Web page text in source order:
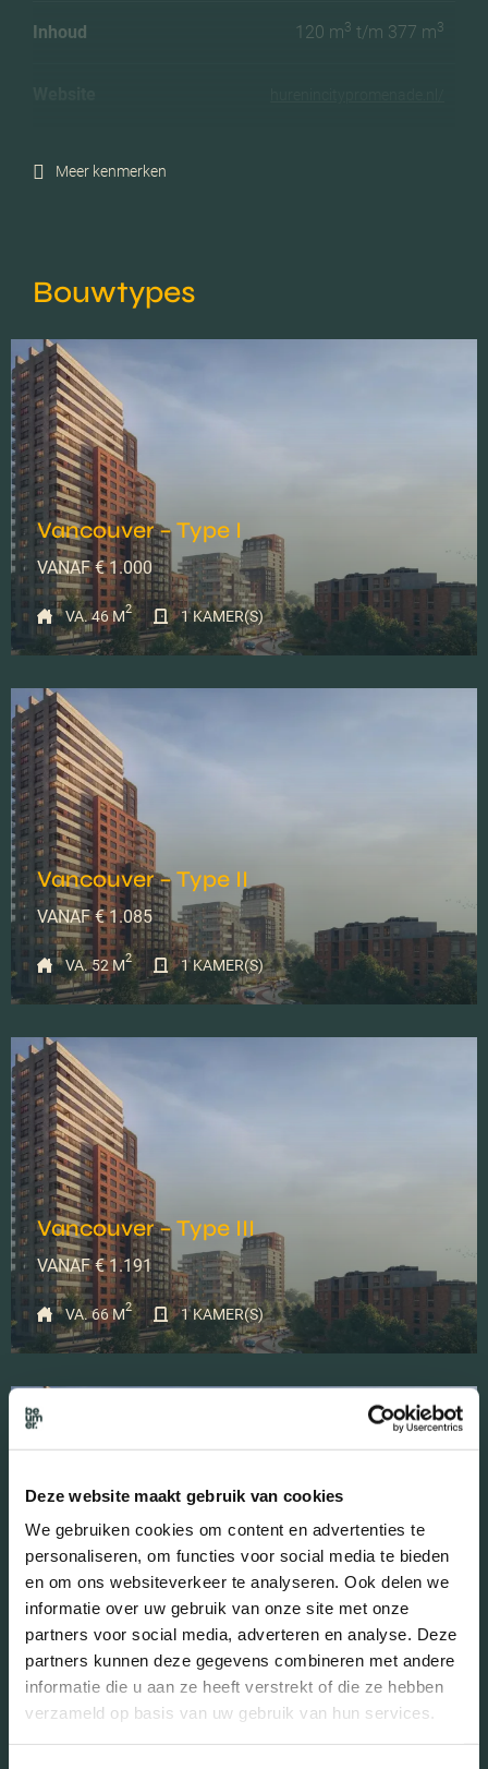
Deze website maakt gebruik van cookies
We gebruiken cookies om content en advertenties te
personaliseren, om functies voor social media te bieden
en om ons websiteverkeer te analyseren. Ook delen we
informatie over uw gebruik van onze site met onze
partners voor social media, adverteren en analyse. Deze
partners kunnen deze gegevens combineren met andere
informatie die u aan ze heeft verstrekt of die ze hebben
verzameld op basis van uw gebruik van hun services.
Inhoud 120 m3 t/m 377 m3
Meer kenmerken
Bouwtypes
VERHUURD
Vancouver – Type I
VANAF € 1.000
VA. 46 M2 1 KAMER(S)
VERHUURD
Vancouver – Type II
VANAF € 1.085
VA. 52 M2 1 KAMER(S)
VERHUURD
Vancouver – Type III
VANAF € 1.191
VA. 66 M2 1 KAMER(S)
VERHUURD
Vancouver – Type IV
VANAF € 1.410
VA. 85 M2 1 KAMER(S)